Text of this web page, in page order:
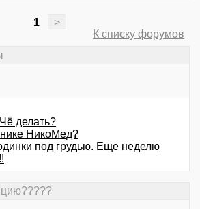
1
>
К списку форумов
делать?
НикоМед?
под грудью. Еще неделю